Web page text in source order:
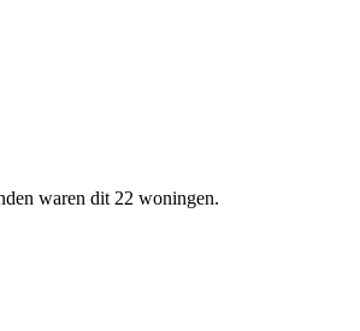
waren dit 22 woningen.